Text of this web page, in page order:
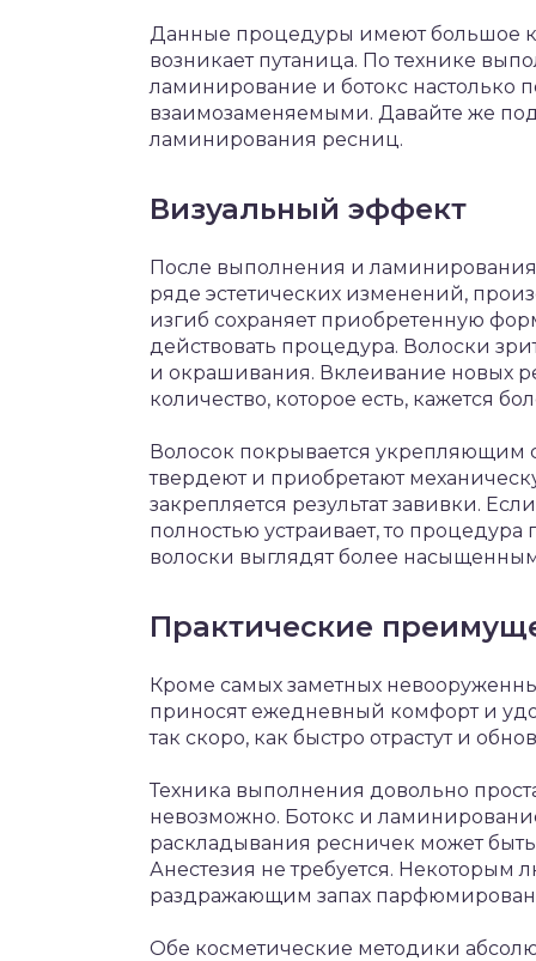
Данные процедуры имеют большое
возникает путаница. По технике
ламинирование и ботокс настолько
взаимозаменяемыми. Давайте же
ламинирования ресниц.
Визуальный эффект
После выполнения и
ряде эстетических изменений,
изгиб сохраняет приобретенную
действовать процедура. Волоски
и окрашивания. Вклеивание новых
количество, которое есть, кажется
Волосок покрывается укрепляющим
твердеют и приобретают
закрепляется результат завивки.
полностью устраивает, то
волоски выглядят более
Практические
Кроме самых заметных
приносят ежедневный комфорт и
так скоро, как быстро отрастут и
Техника выполнения довольно
невозможно. Ботокс и
раскладывания ресничек может
Анестезия не требуется. Некоторым
раздражающим запах
Обе косметические методики